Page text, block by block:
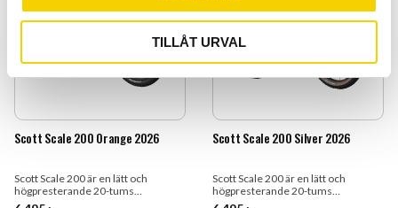
TILLÅT URVAL
Scott Scale 200 Orange 2026
Scott Scale 200 är en lätt och
högpresterande 20-tums
mountainbike för barn som vill ha en
Scott Scale 200 Silver 2026
Scott Scale 200 är en lätt och
högpresterande 20-tums
mountainbike för barn som vill ha en